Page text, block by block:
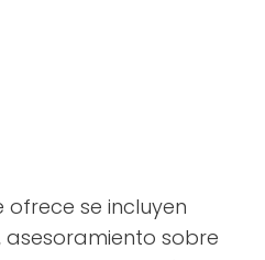
ofrece se incluyen
sobre